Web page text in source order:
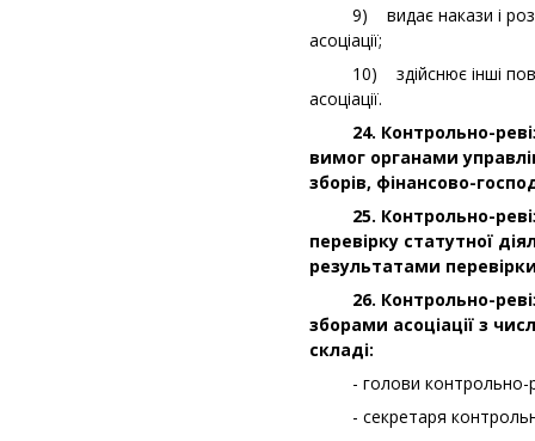
9) видає накази і
асоціації;
10) здійснює інші
асоціації.
24. Контрольно-
вимог органами
зборів, фінансово-
25. Контрольно-
перевірку статутної
результатами
26. Контрольно-
зборами асоціації з
складі:
- голови контрольно-
- секретаря контрольно-